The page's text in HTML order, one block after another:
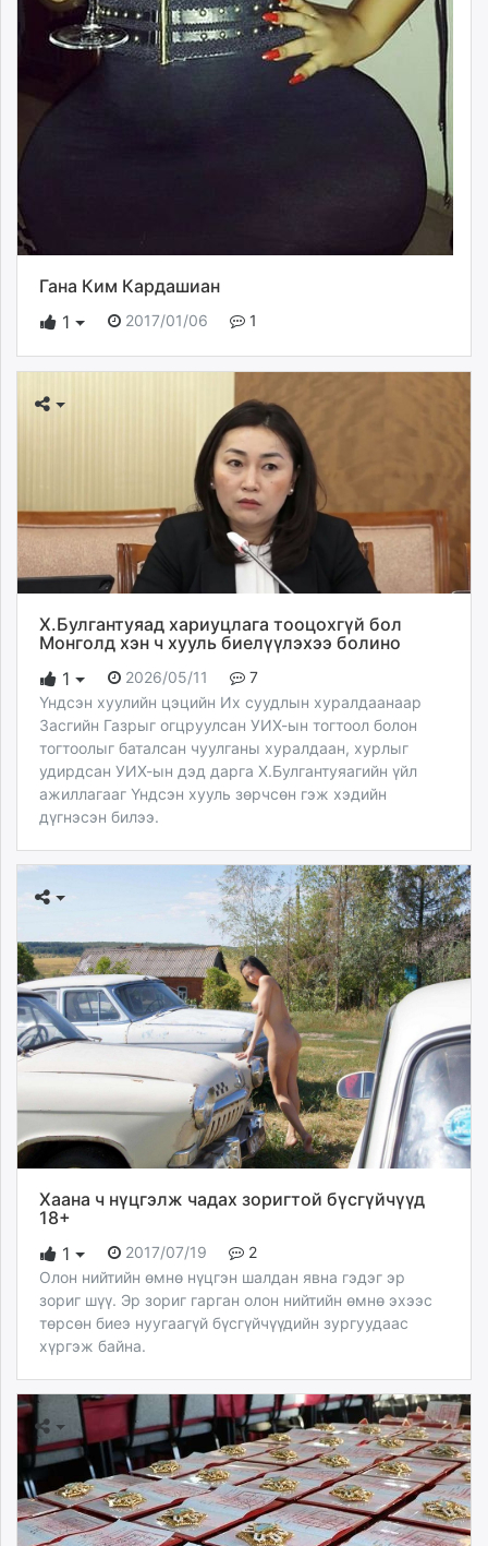
Гана Ким Кардашиан
1
2017/01/06 1
Х.Булгантуяад хариуцлага тооцохгүй бол
Монголд хэн ч хууль биелүүлэхээ болино
1
2026/05/11
7
Үндсэн хуулийн цэцийн Их суудлын хуралдаанаар
Засгийн Газрыг огцруулсан УИХ-ын тогтоол болон
тогтоолыг баталсан чуулганы хуралдаан, хурлыг
удирдсан УИХ-ын дэд дарга Х.Булгантуяагийн үйл
ажиллагааг Үндсэн хууль зөрчсөн гэж хэдийн
дүгнэсэн билээ.
Хаана ч нүцгэлж чадах зоригтой бүсгүйчүүд
18+
1
2017/07/19
2
Олон нийтийн өмнө нүцгэн шалдан явна гэдэг эр
зориг шүү. Эр зориг гарган олон нийтийн өмнө эхээс
төрсөн биеэ нуугаагүй бүсгүйчүүдийн зургуудаас
хүргэж байна.